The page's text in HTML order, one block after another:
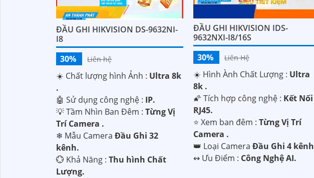
ĐẦU GHI HIKVISION DS-9632NI-
I8
30%
Liên hệ
☀️ Chất lượng hình Ảnh : Ultra 8k
.
🤖️ Sử dụng công nghệ : IP.
💡 Tầm Nhìn Ban Đêm : Từng Vị
Trí Camera .
❄ Mẫu Camera Đầu Ghi 32
kênh.
️💮 Khả Năng : Thu hình Chất
Lượng.
ĐẦU GHI HIKVISION IDS-
9632NXI-I8/16S
30%
Liên Hệ
☀️ Hình Ành Chất Lượng : Ultra
8k .
🌠 Tích hợp công nghệ : Kết
RJ45.
⭐ Xem ban đêm : Từng Vị Trí
Camera .
👑 Loại Camera Đầu Ghi 4
️↭ Ưu Điểm : Công Nghệ AI.